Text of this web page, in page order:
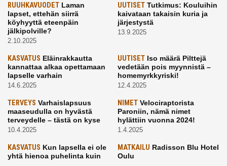
RUUHKAVUODET Laman
lapset, ettehän siirrä
köyhyyttä eteenpäin
jälkipolville?
2.10.2025
UUTISETTutkimus: Kouluihin
kaivataan takaisin kuria ja
järjestystä
13.9.2025
KASVATUS Eläinrakkautta
kannattaa alkaa opettamaan
lapselle varhain
14.6.2025
UUTISETIso määrä Pilttejä
vedetään pois myynnistä –
homemyrkkyriski!
12.4.2025
TERVEYS Varhaislapsuus
maaseudulla on hyvästä
terveydelle – tästä on kyse
10.4.2025
NIMETVelociraptorista
Paroniin, nämä nimet
hylättiin vuonna 2024!
1.4.2025
KASVATUS Kun lapsella ei ole
yhtä hienoa puhelinta kuin
MATKAILU Radisson Blu Hotel
Oulu